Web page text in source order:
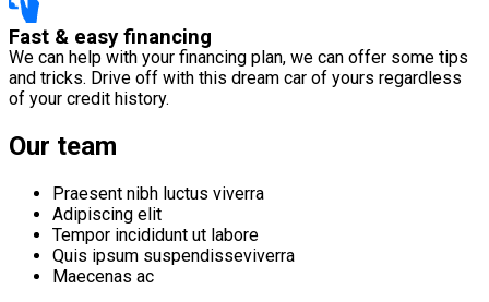
Fast & easy financing
We can help with your financing plan, we can offer some tips
and tricks. Drive off with this dream car of yours regardless
of your credit history.
Our team
Praesent nibh luctus viverra
Adipiscing elit
Tempor incididunt ut labore
Quis ipsum suspendisseviverra
Maecenas ac